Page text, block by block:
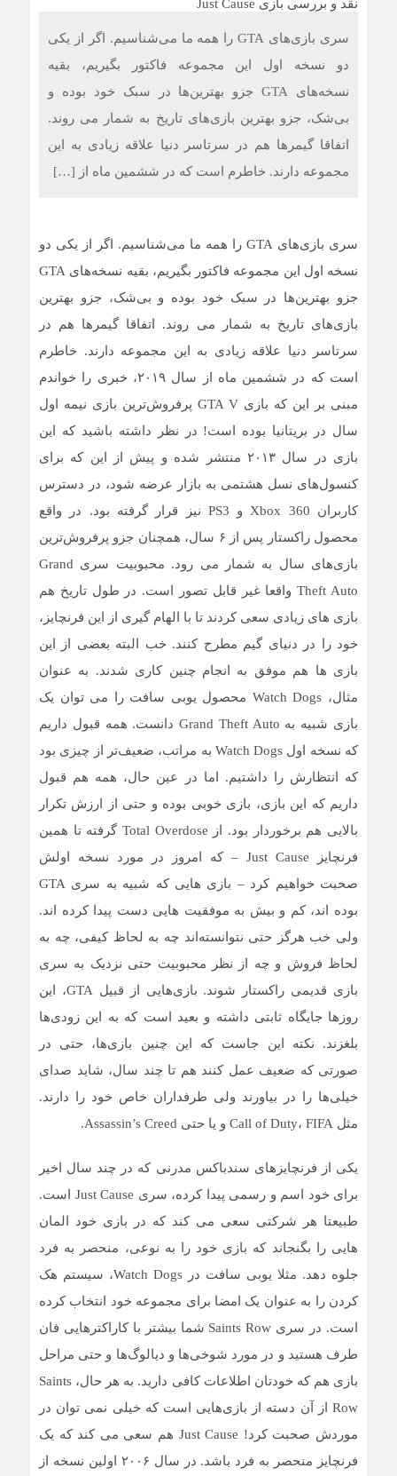
فرمول طلایی حفظ قدرت عضلانی؛ کشف تازه‌ای که جادوی
حد نهایی طول عمر انسان چقدر است؟ دانشمندان حداکثر
سن ممکن را کشف کردند
چرا برخی داروها در هوای گرم می‌توانند به کلیه‌ها آسیب بزنند؟
سری بازی‌های GTA را همه ما می‌شناسیم. اگر از یکی
دو نسخه اول این مجموعه فاکتور بگیریم، بقیه
نسخه‌های GTA جزو بهترین‌ها در سبک خود بوده و
بی‌شک، جزو بهترین بازی‌های تاریخ به شمار می روند.
اتفاقا گیمرها هم در سرتاسر دنیا علاقه زیادی به این
مجموعه دارند. خاطرم است که در ششمین ماه از […]
سری بازی‌های GTA را همه ما می‌شناسیم. اگر از یکی دو
نسخه اول این مجموعه فاکتور بگیریم، بقیه نسخه‌های GTA
جزو بهترین‌ها در سبک خود بوده و بی‌شک، جزو بهترین
بازی‌های تاریخ به شمار می روند. اتفاقا گیمرها هم در
سرتاسر دنیا علاقه زیادی به این مجموعه دارند. خاطرم
است که در ششمین ماه از سال ۲۰۱۹، خبری را خواندم
مبنی بر این که بازی GTA V پرفروش‌ترین بازی نیمه اول
سال در بریتانیا بوده است! در نظر داشته باشید که این
بازی در سال ۲۰۱۳ منتشر شده و پیش از این که برای
کنسول‌های نسل هشتمی به بازار عرضه شود، در دسترس
کاربران Xbox 360 و PS3 نیز قرار گرفته بود. در واقع
محصول راکستار پس از ۶ سال، همچنان جزو پرفروش‌ترین
بازی‌های سال به شمار می رود. محبوبیت سری Grand
Theft Auto واقعا غیر قابل تصور است. در طول تاریخ هم
بازی های زیادی سعی کردند تا با الهام گیری از این فرنچایز،
خود را در دنیای گیم مطرح کنند. خب البته بعضی از این
بازی ها هم موفق به انجام چنین کاری شدند. به عنوان
مثال، Watch Dogs محصول یوبی سافت را می توان یک
بازی شبیه به Grand Theft Auto دانست. همه قبول داریم
که نسخه اول Watch Dogs به مراتب، ضعیف‌تر از چیزی بود
که انتظارش را داشتیم. اما در عین حال، همه هم قبول
داریم که این بازی، بازی خوبی بوده و حتی از ارزش تکرار
بالایی هم برخوردار بود. از Total Overdose گرفته تا همین
فرنچایز Just Cause – که امروز در مورد نسخه اولش
صحبت خواهیم کرد – بازی هایی که شبیه به سری GTA
بوده اند، کم و بیش به موفقیت هایی دست پیدا کرده اند.
ولی خب هرگز حتی نتوانسته‌اند چه به لحاظ کیفی، چه به
لحاظ فروش و چه از نظر محبوبیت حتی نزدیک به سری
بازی قدیمی راکستار شوند. بازی‌هایی از قبیل GTA، این
روزها جایگاه ثابتی داشته و بعید است که به این زودی‌ها
بلغزند. نکته این جاست که این چنین بازی‌ها، حتی در
صورتی که ضعیف عمل کنند هم تا چند سال، شاید صدای
خیلی‌ها را در بیاورند ولی طرفداران خاص خود را دارند.
مثل Call of Duty، FIFA و یا حتی Assassin’s Creed.
یکی از فرنچایزهای سندباکس مدرنی که در چند سال اخیر
برای خود اسم و رسمی پیدا کرده، سری Just Cause است.
طبیعتا هر شرکتی سعی می کند که در بازی خود المان
هایی را بگنجاند که بازی خود را به نوعی، منحصر به فرد
جلوه دهد. مثلا یوبی سافت در Watch Dogs، سیستم هک
کردن را به عنوان یک امضا برای مجموعه خود انتخاب کرده
است. در سری Saints Row شما بیشتر با کاراکترهایی فان
طرف هستید و در مورد شوخی‌ها و دیالوگ‌ها و حتی مراحل
بازی هم که خودتان اطلاعات کافی دارید. به هر حال، Saints
Row از آن دسته از بازی‌هایی است که خیلی نمی توان در
موردش صحبت کرد! Just Cause هم سعی می کند که یک
فرنچایز منحصر به فرد باشد. در سال ۲۰۰۶ اولین نسخه از